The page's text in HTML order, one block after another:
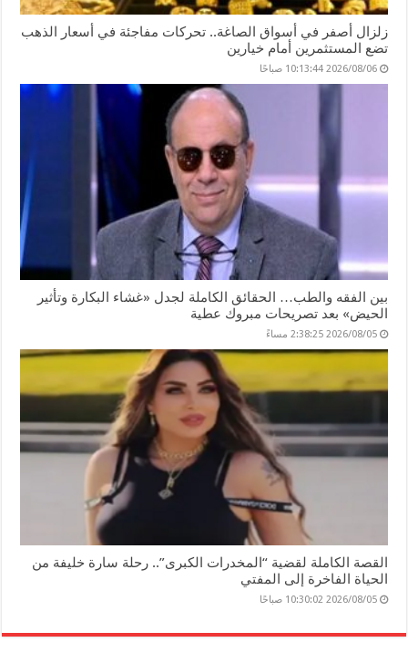
زلزال أصفر في أسواق الصاغة.. تحركات مفاجئة في أسعار الذهب
تضع المستثمرين أمام خيارين
2026/08/06 10:13:44 صباحًا
بين الفقه والطب… الحقائق الكاملة لجدل «غشاء البكارة وتأثير
الحيض» بعد تصريحات مبروك عطية
2026/08/05 2:38:25 مساءً
القصة الكاملة لقضية “المخدرات الكبرى”.. رحلة سارة خليفة من
الحياة الفاخرة إلى المفتي
2026/08/05 10:30:02 صباحًا